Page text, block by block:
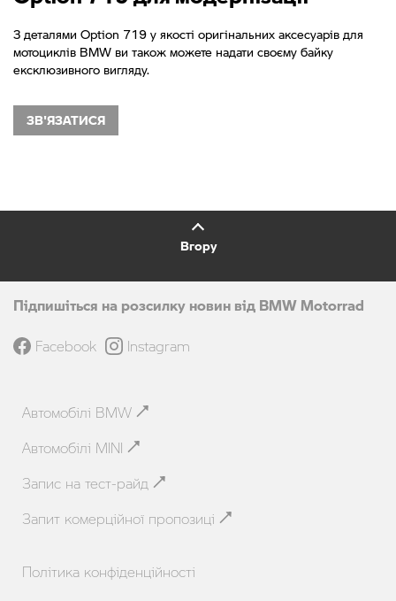
З деталями Option 719 у якості оригінальних аксесуарів для
мотоциклів BMW ви також можете надати своєму байку
ексклюзивного вигляду.
ЗВ'ЯЗАТИСЯ
Вгору
Підпишіться на розсилку новин від BMW Motorrad
Facebook Instagram
Автомобілі BMW
Автомобілі MINI
Запис на тест-райд
Запит комерційної пропозиці
Політика конфіденційності